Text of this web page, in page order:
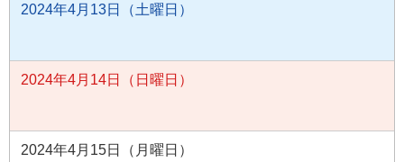
2024年4月13日（土曜日）
2024年4月14日（日曜日）
2024年4月15日（月曜日）